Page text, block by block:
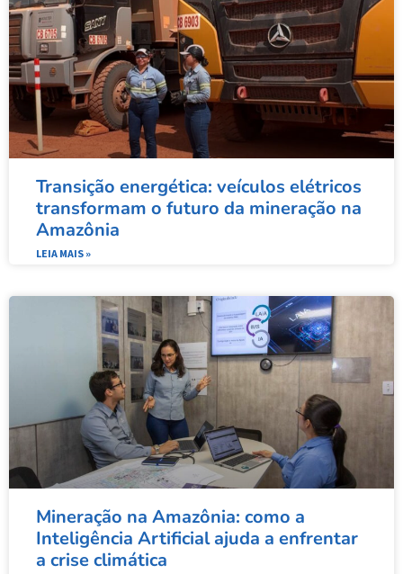
Transição energética: veículos elétricos
transformam o futuro da mineração na
Amazônia
LEIA MAIS »
Mineração na Amazônia: como a
Inteligência Artificial ajuda a enfrentar
a crise climática​